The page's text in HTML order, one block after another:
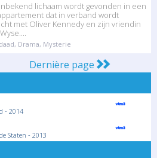
lichaam wordt gevonden in een
dat in verband wordt
met Oliver Kennedy en zijn vriendin
Drama, Mysterie
Dernière page
- 2014
Staten - 2013